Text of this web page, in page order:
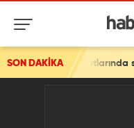
SON DAKİKA